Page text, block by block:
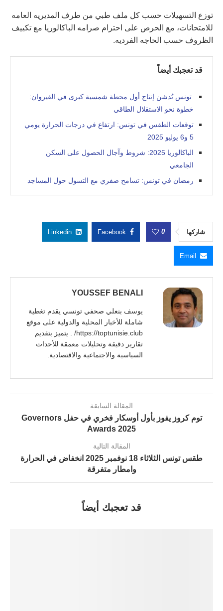
توزع التسهيلات حسب كل ملف طبي من طرف المديريه العامه
للامتحانات، مع الحرص على احترام صرامه الباكالوريا مع تكييف
الظروف حسب الحاجه الفرديه.
قد تعجبك أيضاً
تونس تُدشن إنتاج أول محطة شمسية كبرى في القيروان:
خطوة نحو الاستقلال الطاقي
توقعات الطقس في تونس: ارتفاع في درجات الحرارة يومي
5 و6 يوليو 2025
الباكالوريا 2025: شروط وآجال الحصول على السكن
الجامعي
رمضان في تونس: تسامح صفري مع التسول حول المساجد
شاركها 0
Facebook
Linkedin
Email
YOUSSEF BENALI
يوسف بنعلي صحفي تونسي يقدم تغطية
شاملة للأخبار المحلية والدولية على موقع
https://toptunisie.club/ . يتميز بتقديم
تقارير دقيقة وتحليلات معمقة للأحداث
السياسية والاجتماعية والاقتصادية.
المقالة السابقة
توم كروز يفوز بأول أوسكار فخري في حفل Governors
Awards 2025
المقالة التالية
طقس تونس الثلاثاء 18 نوفمبر 2025 انخفاض في الحرارة
وامطار متفرقة
قد تعجبك أيضاً